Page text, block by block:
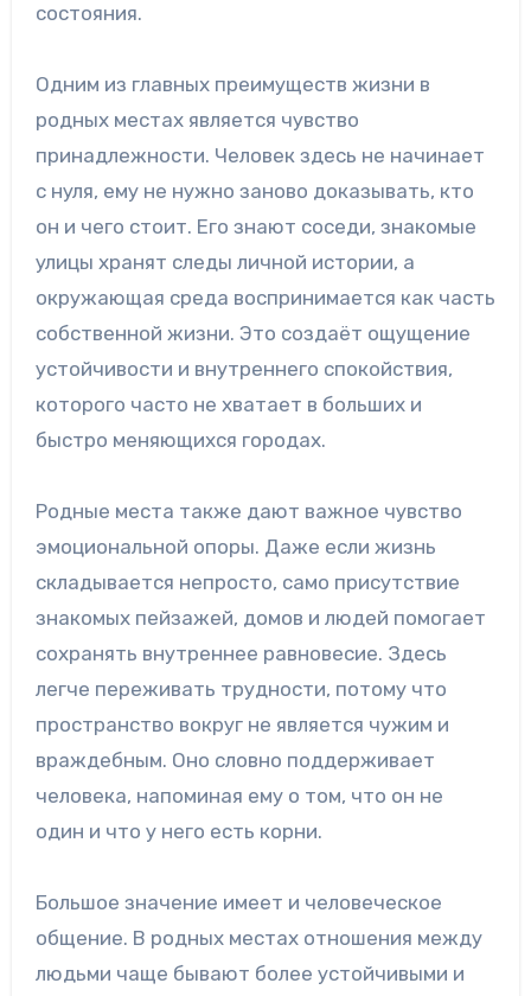
состояния.
Одним из главных преимуществ жизни в
родных местах является чувство
принадлежности. Человек здесь не начинает
с нуля, ему не нужно заново доказывать, кто
он и чего стоит. Его знают соседи, знакомые
улицы хранят следы личной истории, а
окружающая среда воспринимается как часть
собственной жизни. Это создаёт ощущение
устойчивости и внутреннего спокойствия,
которого часто не хватает в больших и
быстро меняющихся городах.
Родные места также дают важное чувство
эмоциональной опоры. Даже если жизнь
складывается непросто, само присутствие
знакомых пейзажей, домов и людей помогает
сохранять внутреннее равновесие. Здесь
легче переживать трудности, потому что
пространство вокруг не является чужим и
враждебным. Оно словно поддерживает
человека, напоминая ему о том, что он не
один и что у него есть корни.
Большое значение имеет и человеческое
общение. В родных местах отношения между
людьми чаще бывают более устойчивыми и